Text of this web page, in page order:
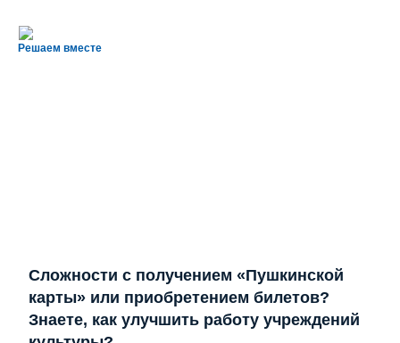
Решаем вместе
Сложности с получением «Пушкинской
карты» или приобретением билетов?
Знаете, как улучшить работу учреждений